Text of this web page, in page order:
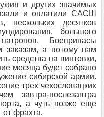
и других значимых
и оплатили САСШ
нескольких десятков
большого
Боеприпасы
заказам, а потому нам
средства на винтовки,
месяца будет собрано
сибирской армии.
трех чехословацких
завтра-послезавтра
а чуть позже еще
от фрахта.